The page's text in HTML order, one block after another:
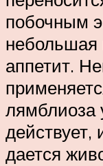
побочным
небольшая
аппетит.
лямблиоза
действует,
дается